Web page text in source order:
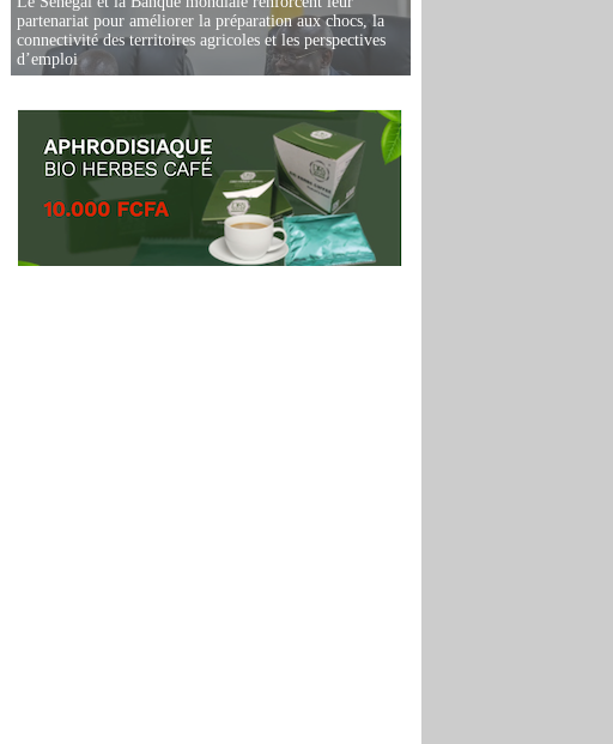
partenariat pour améliorer la préparation aux chocs, la
connectivité des territoires agricoles et les perspectives
d’emploi